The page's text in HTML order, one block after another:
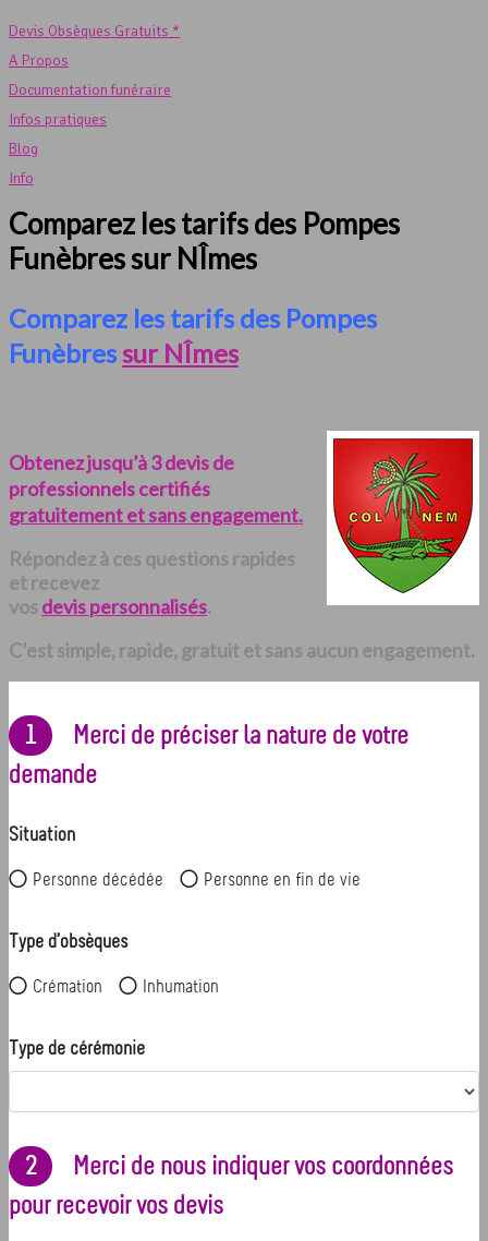
Devis Obsèques Gratuits *
A Propos
Documentation funéraire
Infos pratiques
Blog
Info
Comparez les tarifs des Pompes
Funèbres sur NÎmes
Comparez les tarifs des Pompes
Funèbres sur NÎmes
Obtenez jusqu’à 3 devis de
professionnels certifiés
gratuitement et sans engagement.
Répondez à ces questions rapides
et recevez
vos devis personnalisés.
C’est simple, rapide, gratuit et sans aucun engagement.